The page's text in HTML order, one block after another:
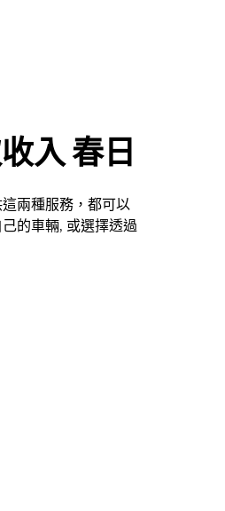
入 春日
兩種服務，都可以
的車輛, 或選擇透過